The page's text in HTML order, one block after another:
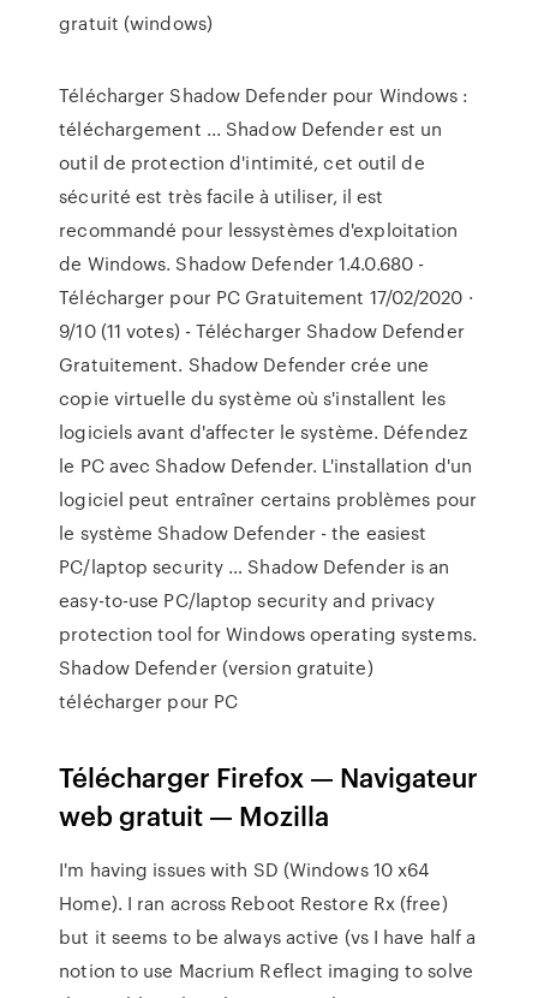
gratuit (windows)
Télécharger Shadow Defender pour Windows :
téléchargement ... Shadow Defender est un
outil de protection d'intimité, cet outil de
sécurité est très facile à utiliser, il est
recommandé pour lessystèmes d'exploitation
de Windows. Shadow Defender 1.4.0.680 -
Télécharger pour PC Gratuitement 17/02/2020 ·
9/10 (11 votes) - Télécharger Shadow Defender
Gratuitement. Shadow Defender crée une
copie virtuelle du système où s'installent les
logiciels avant d'affecter le système. Défendez
le PC avec Shadow Defender. L'installation d'un
logiciel peut entraîner certains problèmes pour
le système Shadow Defender - the easiest
PC/laptop security … Shadow Defender is an
easy-to-use PC/laptop security and privacy
protection tool for Windows operating systems.
Shadow Defender (version gratuite)
télécharger pour PC
Télécharger Firefox — Navigateur
web gratuit — Mozilla
I'm having issues with SD (Windows 10 x64
Home). I ran across Reboot Restore Rx (free)
but it seems to be always active (vs I have half a
notion to use Macrium Reflect imaging to solve